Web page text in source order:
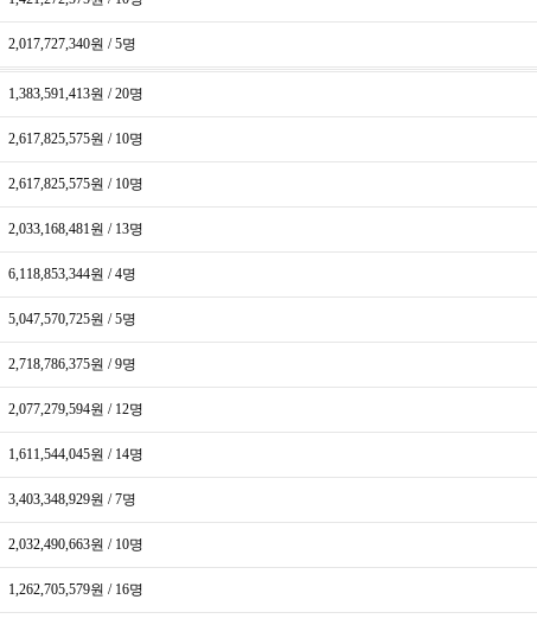
2,017,727,340원 / 5명
1,383,591,413원 / 20명
2,617,825,575원 / 10명
2,617,825,575원 / 10명
2,033,168,481원 / 13명
6,118,853,344원 / 4명
5,047,570,725원 / 5명
2,718,786,375원 / 9명
2,077,279,594원 / 12명
1,611,544,045원 / 14명
3,403,348,929원 / 7명
2,032,490,663원 / 10명
1,262,705,579원 / 16명